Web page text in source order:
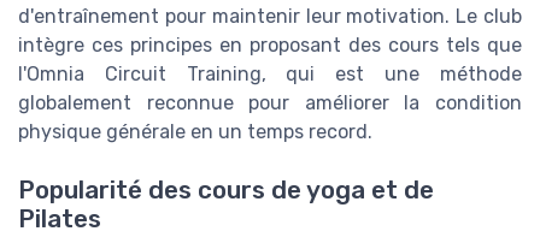
d'entraînement pour maintenir leur motivation. Le club
intègre ces principes en proposant des cours tels que
l'Omnia Circuit Training, qui est une méthode
globalement reconnue pour améliorer la condition
physique générale en un temps record.
Popularité des cours de yoga et de
Pilates